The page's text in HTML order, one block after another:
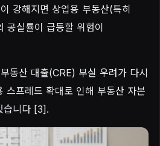
강해지면 상업용 부동산(특히
공실률이 급등할 위험이
동산 대출(CRE) 부실 우려가 다시
스프레드 확대로 인해 부동산 자본
습니다 [3].